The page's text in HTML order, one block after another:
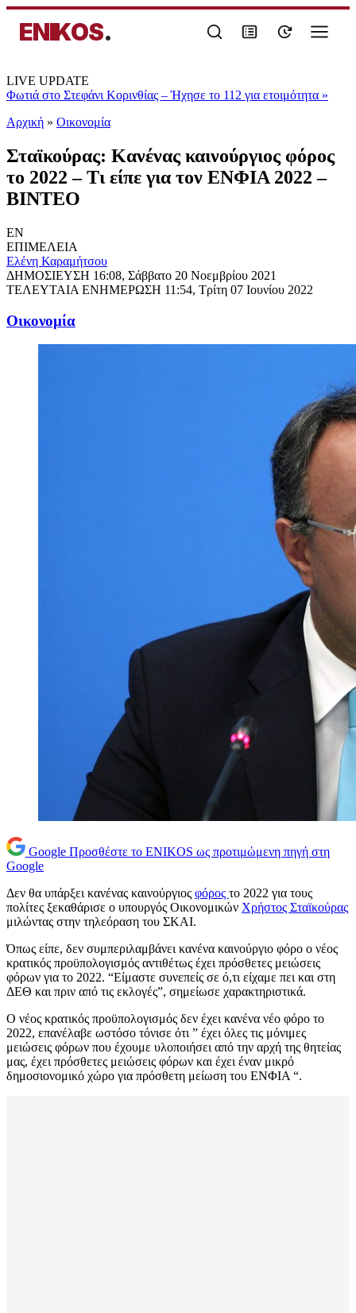
ENIKOS.
LIVE UPDATE
Φωτιά στο Στεφάνι Κορινθίας – Ήχησε το 112 για ετοιμότητα »
Αρχική » Oικονομία
Σταϊκούρας: Κανένας καινούργιος φόρος
το 2022 – Τι είπε για τον ΕΝΦΙΑ 2022 –
ΒΙΝΤΕΟ
EN
ΕΠΙΜΕΛΕΙΑ
Ελένη Καραμήτσου
ΔΗΜΟΣΙΕΥΣΗ 16:08, Σάββατο 20 Νοεμβρίου 2021
ΤΕΛΕΥΤΑΙΑ ΕΝΗΜΕΡΩΣΗ 11:54, Τρίτη 07 Ιουνίου 2022
Oικονομία
Google Προσθέστε το ENIKOS ως προτιμώμενη πηγή στη
Google
Δεν θα υπάρξει κανένας καινούργιος φόρος το 2022 για τους
πολίτες ξεκαθάρισε ο υπουργός Οικονομικών Χρήστος Σταϊκούρας
μιλώντας στην τηλεόραση του ΣΚΑΙ.
Όπως είπε, δεν συμπεριλαμβάνει κανένα καινούργιο φόρο ο νέος
κρατικός προϋπολογισμός αντιθέτως έχει πρόσθετες μειώσεις
φόρων για το 2022. “Είμαστε συνεπείς σε ό,τι είχαμε πει και στη
ΔΕΘ και πριν από τις εκλογές”, σημείωσε χαρακτηριστικά.
Ο νέος κρατικός προϋπολογισμός δεν έχει κανένα νέο φόρο το
2022, επανέλαβε ωστόσο τόνισε ότι ” έχει όλες τις μόνιμες
μειώσεις φόρων που έχουμε υλοποιήσει από την αρχή της θητείας
μας, έχει πρόσθετες μειώσεις φόρων και έχει έναν μικρό
δημοσιονομικό χώρο για πρόσθετη μείωση του ΕΝΦΙΑ “.